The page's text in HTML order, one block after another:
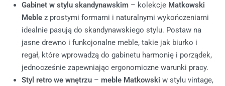
Gabinet w stylu skandynawskim – kolekcje Matkowski
Meble z prostymi formami i naturalnymi wykończeniami
idealnie pasują do skandynawskiego stylu. Postaw na
jasne drewno i funkcjonalne meble, takie jak biurko i
regał, które wprowadzą do gabinetu harmonię i porządek,
jednocześnie zapewniając ergonomiczne warunki pracy.
Styl retro we wnętrzu –meble Matkowski w stylu vintage,